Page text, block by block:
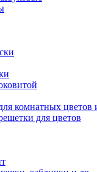
комнатных цветов
для цветов